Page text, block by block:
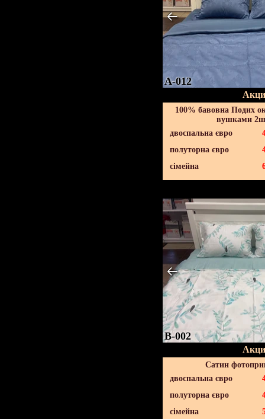
A-012
100% бавовна Подих
вушками
двоспальна євро
полуторна євро
сімейна
B-002
Сатин
двоспальна євро
полуторна євро
сімейна